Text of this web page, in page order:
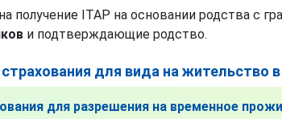
получение ITAP на основании родства с
и подтверждающие родство.
для вида на жительство
для разрешения на временное